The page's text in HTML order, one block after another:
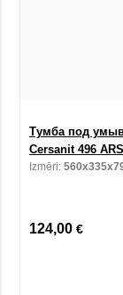
Тумба под
Cersanit 496
Izmēri:
124,00 €